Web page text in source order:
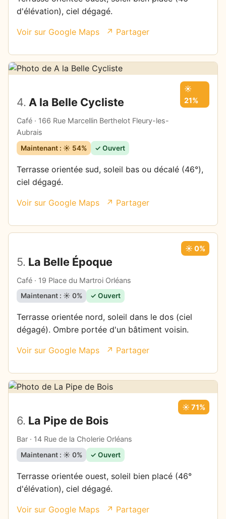
d'élévation), ciel dégagé.
Voir sur Google Maps ↗ Partager
4. A la Belle Cycliste
Café · 166 Rue Marcellin Berthelot Fleury-les-
Aubrais
☀️
21%
Maintenant : ☀️ 54% ✓ Ouvert
Terrasse orientée sud, soleil bas ou décalé (46°),
ciel dégagé.
Voir sur Google Maps ↗ Partager
5. La Belle Époque
Café · 19 Place du Martroi Orléans
☀️ 0%
Maintenant : ☀️ 0% ✓ Ouvert
Terrasse orientée nord, soleil dans le dos (ciel
dégagé). Ombre portée d'un bâtiment voisin.
Voir sur Google Maps ↗ Partager
6. La Pipe de Bois
Bar · 14 Rue de la Cholerie Orléans
☀️ 71%
Maintenant : ☀️ 0% ✓ Ouvert
Terrasse orientée ouest, soleil bien placé (46°
d'élévation), ciel dégagé.
Voir sur Google Maps ↗ Partager